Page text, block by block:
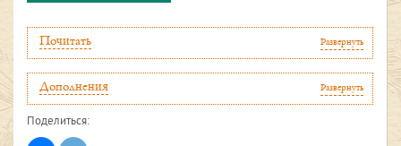
Почитать Развернуть
Дополнения Развернуть
Поделиться: